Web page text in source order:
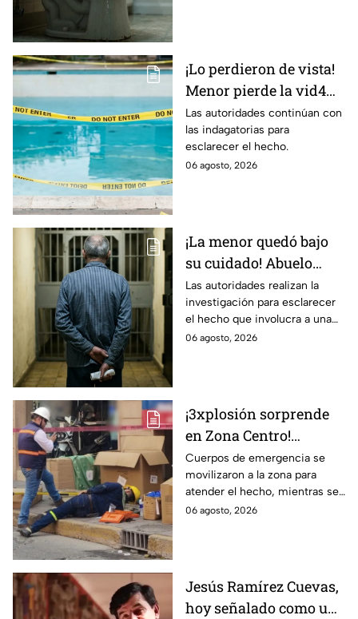
¡Lo perdieron de vista!
Menor pierde la vid4
en plena reunión
familiar; fue localizado
en la alberca
Las autoridades continúan con
las indagatorias para
esclarecer el hecho.
06 agosto, 2026
¡La menor quedó bajo
su cuidado! Abuelo
termina en prisión
preventiva; ¿qué
sucedió?
Las autoridades realizan la
investigación para esclarecer
el hecho que involucra a una
menor de edad.
06 agosto, 2026
¡3xplosión sorprende
en Zona Centro!
Provoca el cierre
parcial de estas calles
de León
Cuerpos de emergencia se
movilizaron a la zona para
atender el hecho, mientras se
cerró la vialidad para evitar
06 agosto, 2026
Jesús Ramírez Cuevas,
hoy señalado como una